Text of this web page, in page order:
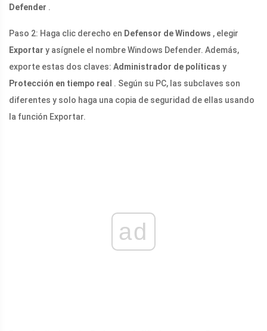
Defender .
Paso 2: Haga clic derecho en Defensor de Windows , elegir
Exportar y asígnele el nombre Windows Defender. Además,
exporte estas dos claves: Administrador de políticas y
Protección en tiempo real . Según su PC, las subclaves son
diferentes y solo haga una copia de seguridad de ellas usando
la función Exportar.
ad